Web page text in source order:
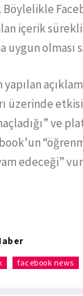
Böylelikle
içerik
uygun olması
üzerinde
ve
edeceği”
facebook news